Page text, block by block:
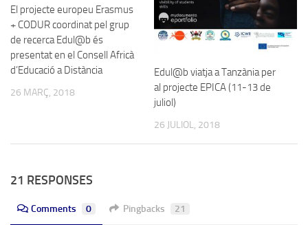
El projecte europeu Erasmus
+ CODUR coordinat pel grup
de recerca Edul@b és
presentat en el Consell Africà
d’Educació a Distància
26 MARÇ, 2018
Edul@b viatja a Tanzània per
al projecte EPICA (11-13 de
juliol)
26 JULIOL, 2018
21 RESPONSES
Comments 0 Pingbacks 21